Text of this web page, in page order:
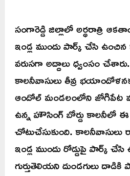
సంగారెడ్డి జిల్లాలో అర్ధరాత్రి
ఇండ్ల ముందు పార్క్ చేసి ఉంచిన
వరుసగా అద్దాలు ధ్వంసం
కాలనీవాసులు తీవ్ర
ఆందోల్ మండలంలోని జోగిపేట
ఉన్న హౌసింగ్ బోర్డు కాలనీలో
చోటుచేసుకుంది.
ఇండ్ల ముందు రోడ్డుపై పార్క్
గుర్తుతెలియని దుండగులు దాడికి